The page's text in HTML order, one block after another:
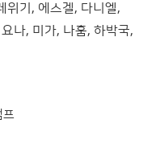
위기, 에스겔, 다니엘,
나, 미가, 나훔, 하박국,
프